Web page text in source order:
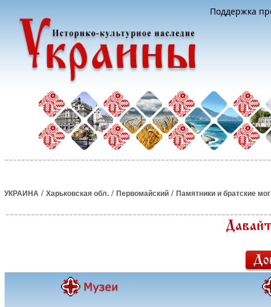
Поддержка
УКРАИНА / Харьковская обл. / Первомайский / Памятники и братские